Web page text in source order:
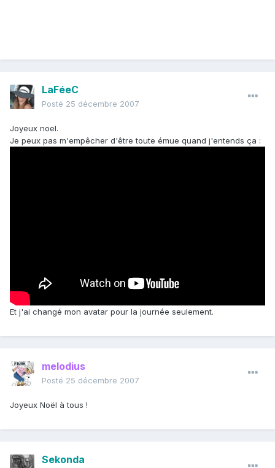
LaFéeC
Posté 25 décembre 2007
Joyeux noel.
Je peux pas m'empêcher d'être toute émue quand j'entends ça :
Et j'ai changé mon avatar pour la journée seulement.
melodius
Posté 25 décembre 2007
Joyeux Noël à tous !
Sekonda